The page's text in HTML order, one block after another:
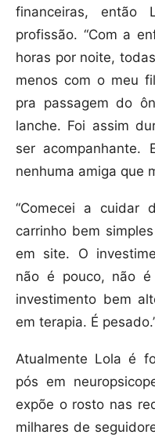
financeiras, então
profissão. “Com a
horas por noite,
menos com o meu
pra passagem do
lanche. Foi assim
ser acompanhante.
nenhuma amiga que
“Comecei a cuidar
carrinho bem
em site. O
não é pouco, não
investimento bem
em terapia. É
Atualmente Lola é
pós em
expõe o rosto nas
milhares de